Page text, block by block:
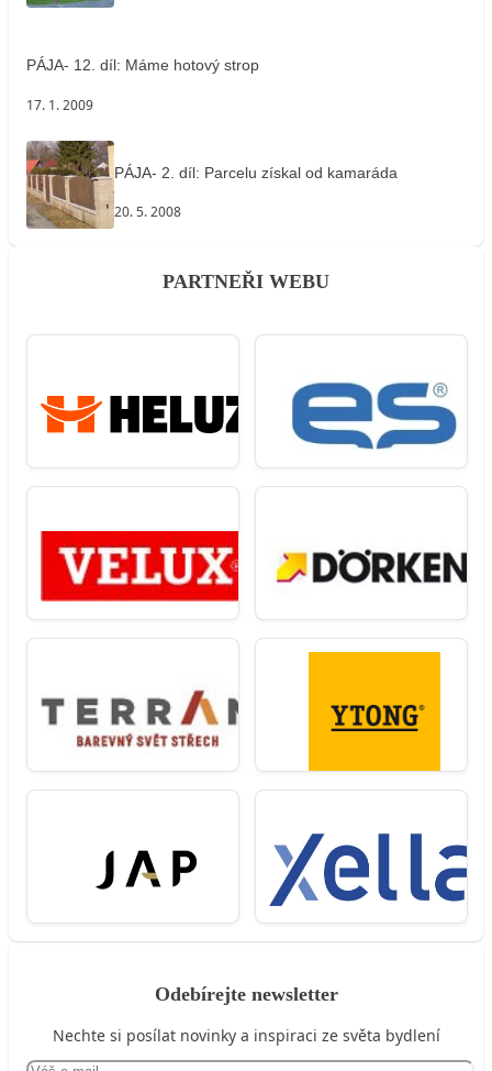
PÁJA- 12. díl: Máme hotový strop
17. 1. 2009
PÁJA- 2. díl: Parcelu získal od kamaráda
20. 5. 2008
PARTNEŘI WEBU
Odebírejte newsletter
Nechte si posílat novinky a inspiraci ze světa bydlení